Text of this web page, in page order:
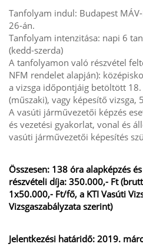
Tanfolyam indul: Budapest
26-án.
Tanfolyam intenzitása: napi 6
(kedd-szerda)
A tanfolyamon való részvétel
NFM rendelet alapján):
a vizsga időpontjáig betöltött
(műszaki), vagy képesítő vizsga,
A vasúti járművezetői képzés
és vezetési gyakorlat, vonal és
vasúti járművezetői képesítés
Összesen: 138 óra alapképzés
részvételi díja: 350.000,- Ft
1x50.000,- Ft/fő, a KTI Vasúti
Vizsgaszabályzata szerint)
Jelentkezési határidő: 2019.